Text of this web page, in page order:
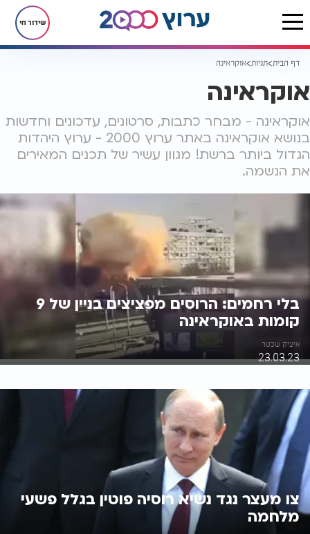
שידור חי
דף הבית תגיות אוקראינה
אוקראינה
אוקראינה - מבחר כתבות, סרטונים, עדכונים וחדשות
בנושא אוקראינה באתר ערוץ 2000 - ערוץ היהדות
הגדול ביותר ברשת! מגוון עשיר של תכנים המאירים
את הנשמה.
בלי רחמים: הרוסים מפציצים בניין של 9
קומות באוקראינה
איציק שכטר
23.03.23
צו מעצר נגד נשיא רוסיה פוטין בגלל פשעי
מלחמה